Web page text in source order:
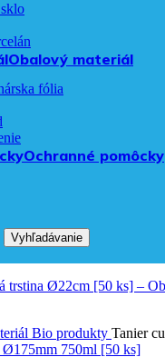
Obalový materiál
fólia
Ochranné pomôcky
Vyhľadávanie
Bio produkty Tanier